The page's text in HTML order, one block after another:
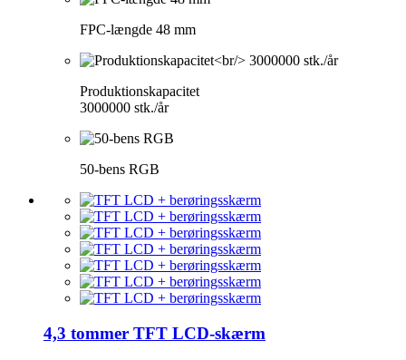
FPC-længde 48 mm
Produktionskapacitet
3000000 stk./år
50-bens RGB
4,3 tommer TFT LCD-skærm